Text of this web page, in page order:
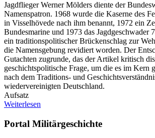
Jagdflieger Werner Mölders diente der
Namenspatron. 1968 wurde die Kaserne des
in Visselhövede nach ihm benannt, 1972 ein
Bundesmarine und 1973 das Jagdgeschwader
ein traditionspolitischer Brückenschlag zur
die Namensgebung revidiert worden. Der
Gutachten zugrunde, das der Artikel kritisch
geschichtspolitische Frage, um die es im Kern
nach dem Traditions- und
wiedervereinigten Deutschland.
Aufsatz
Weiterlesen
Portal Militärgeschichte